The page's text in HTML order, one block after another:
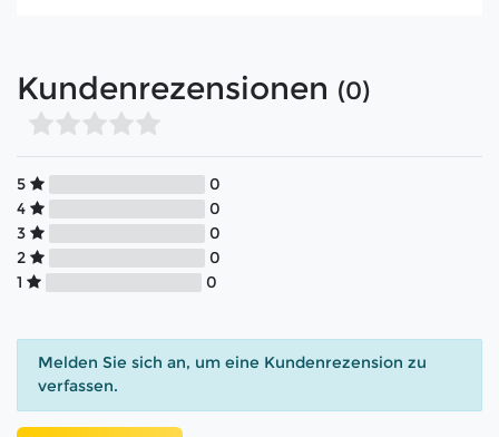
Kundenrezensionen (0)
5
0
4
0
3
0
2
0
1
0
Melden Sie sich an, um eine Kundenrezension zu
verfassen.